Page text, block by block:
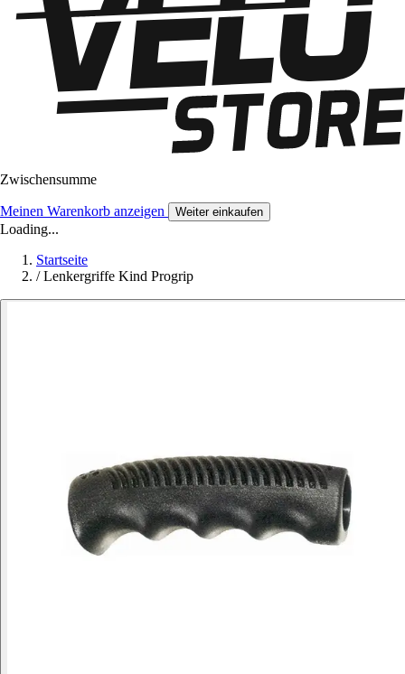
Zwischensumme
Meinen Warenkorb anzeigen Weiter einkaufen
Loading...
Startseite
/ Lenkergriffe Kind Progrip